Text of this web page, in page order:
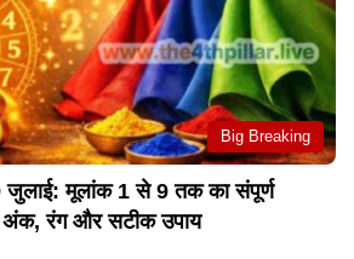
Big Breaking
जुलाई: मूलांक 1 से 9 तक का संपूर्ण
अंक, रंग और सटीक उपाय